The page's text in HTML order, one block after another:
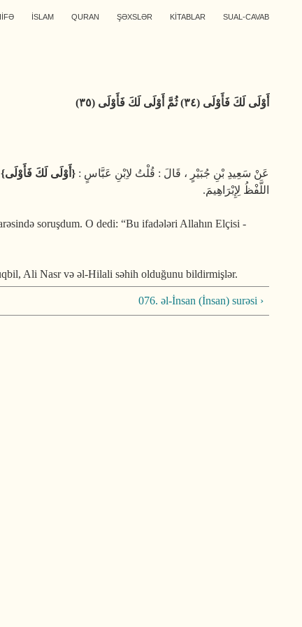
İSLAM QURAN ŞƏXSLƏR KİTABLAR SUAL-CAVAB
أَوْلَى لَكَ فَأَوْلَى (٣٤) ثُمَّ أَوْلَى لَكَ فَأَوْلَى (٣٥)
عَنْ سَعِيدِ بْنِ جُبَيْرٍ ، قَالَ : قُلْتُ لاِبْنِ عَبَّاسٍ : {أَوْلَى لَكَ فَأَوْلَى}
اللَّفْظُ لِإِبْرَاهِيمَ.
soruş­dum. O dedi: “Bu ifadələri Allahın Elçisi -
Ali Nasr və əl-Hilali səhih olduğunu bildirmişlər.
076. əl-İnsan (İnsan) surəsi ›